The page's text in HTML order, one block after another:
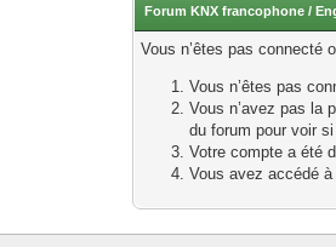
Forum KNX francophone /
Vous n’êtes pas connecté
Vous n’êtes pas
Vous n’avez pas la
du forum pour voir
Votre compte a été
Vous avez accédé